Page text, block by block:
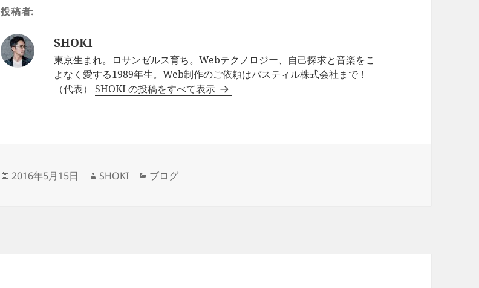
投稿者:
SHOKI
東京生まれ。ロサンゼルス育ち。Webテクノロジー、自己探求と音楽をこ
よなく愛する1989年生。Web制作のご依頼はバスティル株式会社まで！
（代表） SHOKI の投稿をすべて表示
投
2016年5月15日
作
SHOKI
カ
ブログ